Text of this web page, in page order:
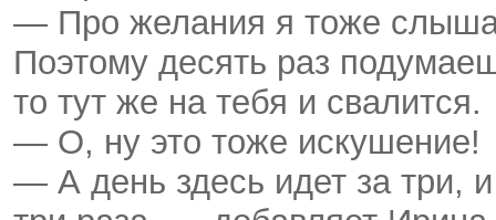
— Про желания я тоже
Поэтому десять раз
то тут же на тебя и свалится.
— О, ну это тоже искушение!
— А день здесь идет за три,